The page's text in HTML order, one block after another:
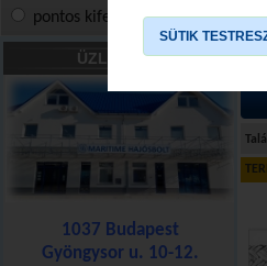
pontos kifejezés összes szóra
ÜZLETÜNK
1037 Budapest
Gyöngysor u. 10-12.
SÜTIK